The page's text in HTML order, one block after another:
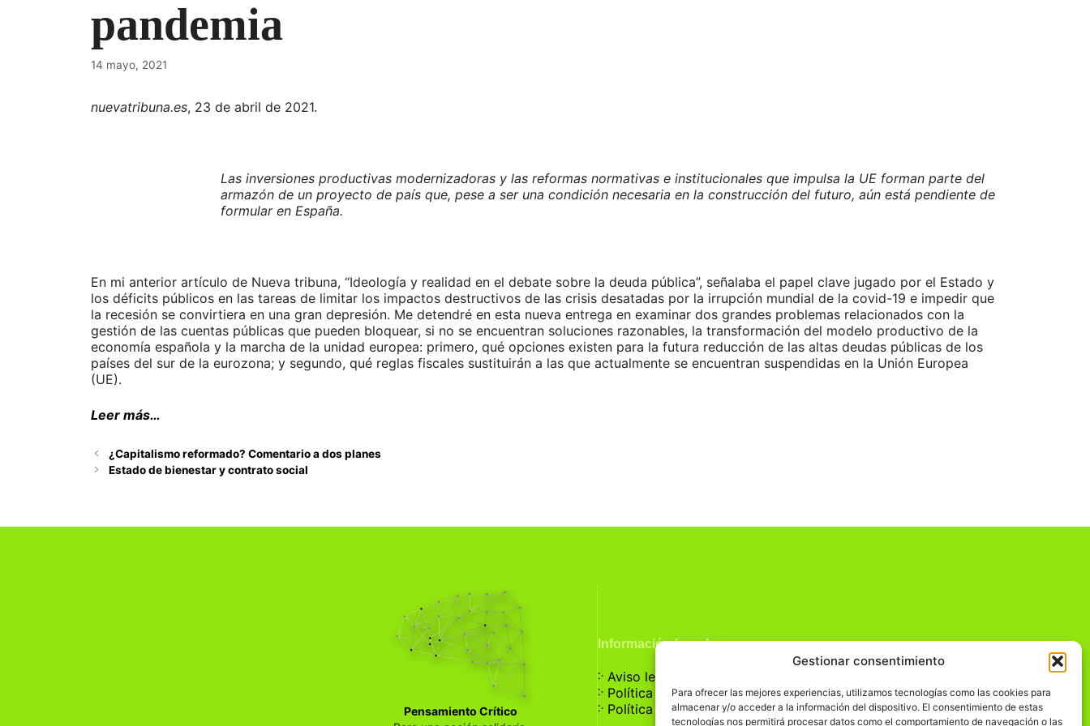
Gestionar consentimiento
Para ofrecer las mejores experiencias, utilizamos tecnologías como las cookies para
almacenar y/o acceder a la información del dispositivo. El consentimiento de estas
tecnologías nos permitirá procesar datos como el comportamiento de navegación o las
pandemia
14 mayo, 2021
nuevatribuna.es, 23 de abril de 2021.
Las inversiones productivas modernizadoras y las reformas normativas e institucionales que impulsa la UE forman parte del
armazón de un proyecto de país que, pese a ser una condición necesaria en la construcción del futuro, aún está pendiente de
formular en España.
En mi anterior artículo de Nueva tribuna, “Ideología y realidad en el debate sobre la deuda pública”, señalaba el papel clave jugado por el Estado y
los déficits públicos en las tareas de limitar los impactos destructivos de las crisis desatadas por la irrupción mundial de la covid-19 e impedir que
la recesión se convirtiera en una gran depresión. Me detendré en esta nueva entrega en examinar dos grandes problemas relacionados con la
gestión de las cuentas públicas que pueden bloquear, si no se encuentran soluciones razonables, la transformación del modelo productivo de la
economía española y la marcha de la unidad europea: primero, qué opciones existen para la futura reducción de las altas deudas públicas de los
países del sur de la eurozona; y segundo, qué reglas fiscales sustituirán a las que actualmente se encuentran suspendidas en la Unión Europea
(UE).
Leer más…
¿Capitalismo reformado? Comentario a dos planes
Estado de bienestar y contrato social
Pensamiento Crítico
Información Legal
჻Aviso legal
჻Política de privacidad
჻Política de cookies